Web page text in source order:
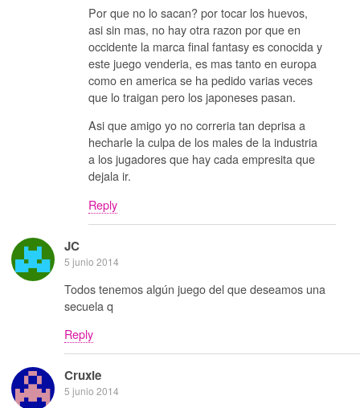
Por que no lo sacan? por tocar los huevos,
asi sin mas, no hay otra razon por que en
occidente la marca final fantasy es conocida y
este juego venderia, es mas tanto en europa
como en america se ha pedido varias veces
que lo traigan pero los japoneses pasan.
Asi que amigo yo no correria tan deprisa a
hecharle la culpa de los males de la industria
a los jugadores que hay cada empresita que
dejala ir.
Reply
JC
5 junio 2014
Todos tenemos algún juego del que deseamos una
secuela q
Reply
Cruxie
5 junio 2014